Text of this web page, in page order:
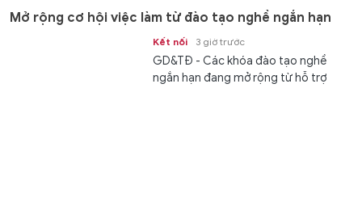
Mở rộng cơ hội việc làm từ đào tạo nghề ngắn hạn
Kết nối 3 giờ trước
GD&TĐ - Các khóa đào tạo nghề
ngắn hạn đang mở rộng từ hỗ trợ